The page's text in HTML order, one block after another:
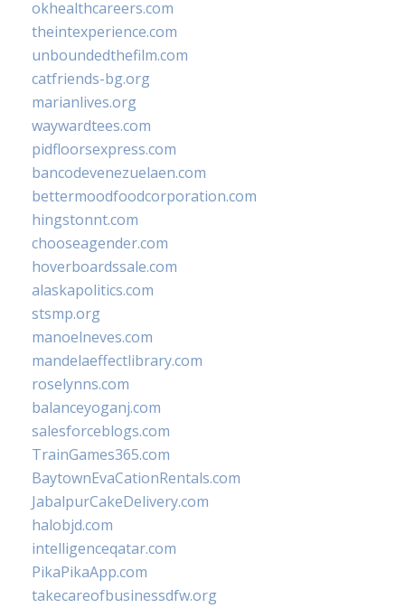
okhealthcareers.com
theintexperience.com
unboundedthefilm.com
catfriends-bg.org
marianlives.org
waywardtees.com
pidfloorsexpress.com
bancodevenezuelaen.com
bettermoodfoodcorporation.com
hingstonnt.com
chooseagender.com
hoverboardssale.com
alaskapolitics.com
stsmp.org
manoelneves.com
mandelaeffectlibrary.com
roselynns.com
balanceyoganj.com
salesforceblogs.com
TrainGames365.com
BaytownEvaCationRentals.com
JabalpurCakeDelivery.com
halobjd.com
intelligenceqatar.com
PikaPikaApp.com
takecareofbusinessdfw.org